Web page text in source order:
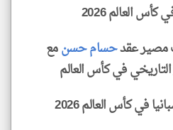
العالم 2026
مصير عقدحسام حسنمع
في كأس العالم
موعد مباراة البرتغال وإسبانيا في كأس العالم 2026